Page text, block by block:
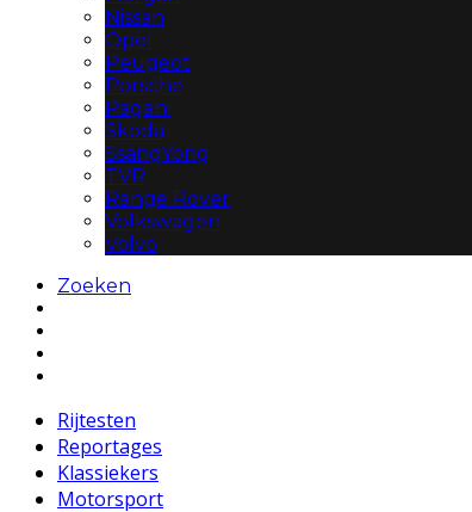
Nissan
Opel
Peugeot
Porsche
Pagani
Skoda
SsangYong
TVR
Range Rover
Volkswagen
Volvo
Zoeken
Rijtesten
Reportages
Klassiekers
Motorsport